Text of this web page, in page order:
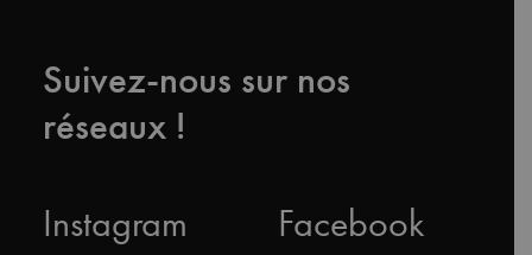
Suivez-nous sur nos
réseaux !
Instagram Facebook